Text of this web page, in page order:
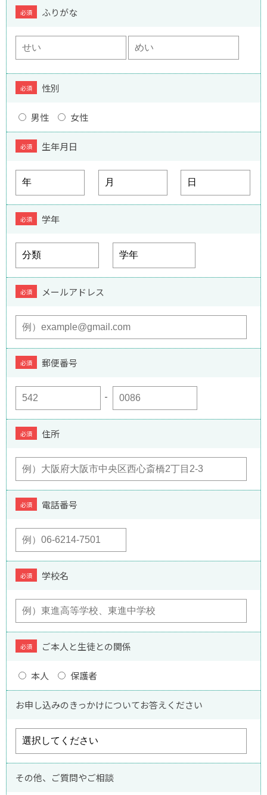
必須 ふりがな
必須 性別
男性 女性
必須 生年月日
必須 学年
必須 メールアドレス
必須 郵便番号
必須 住所
必須 電話番号
必須 学校名
必須 ご本人と生徒との関係
本人 保護者
お申し込みのきっかけについてお答えください
その他、ご質問やご相談